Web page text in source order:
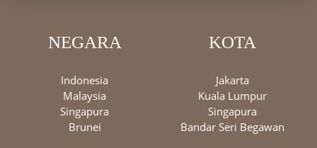
NEGARA
Indonesia
Malaysia
Singapura
Brunei
KOTA
Jakarta
Kuala Lumpur
Singapura
Bandar Seri Begawan